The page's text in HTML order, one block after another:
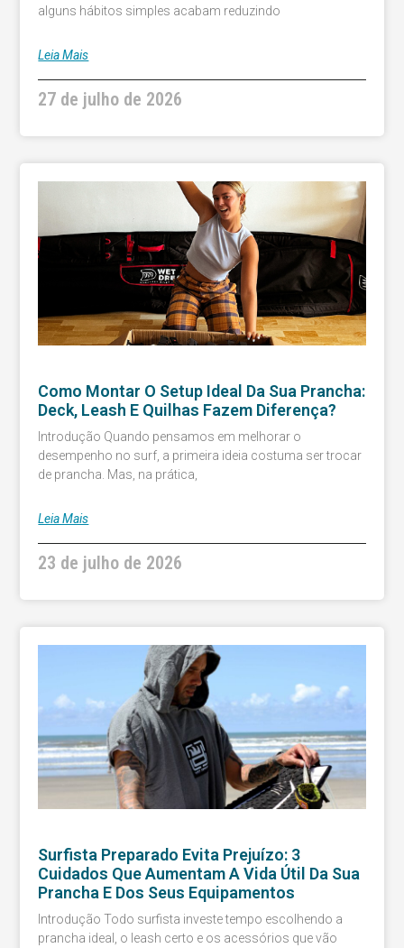
alguns hábitos simples acabam reduzindo
Leia Mais
27 de julho de 2026
Como Montar O Setup Ideal Da Sua Prancha:
Deck, Leash E Quilhas Fazem Diferença?
Introdução Quando pensamos em melhorar o
desempenho no surf, a primeira ideia costuma ser trocar
de prancha. Mas, na prática,
Leia Mais
23 de julho de 2026
Surfista Preparado Evita Prejuízo: 3
Cuidados Que Aumentam A Vida Útil Da Sua
Prancha E Dos Seus Equipamentos
Introdução Todo surfista investe tempo escolhendo a
prancha ideal, o leash certo e os acessórios que vão